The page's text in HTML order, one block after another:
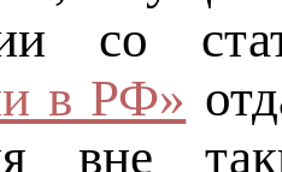
со
в РФ»
вне